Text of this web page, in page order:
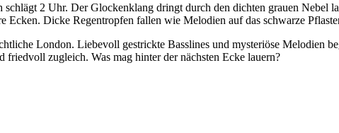
2 Uhr. Der Glockenklang dringt durch den dichten grauen Nebel
Ecken. Dicke Regentropfen fallen wie Melodien auf das schwarze
London. Liebevoll gestrickte Basslines und mysteriöse Melodien
friedvoll zugleich. Was mag hinter der nächsten Ecke lauern?